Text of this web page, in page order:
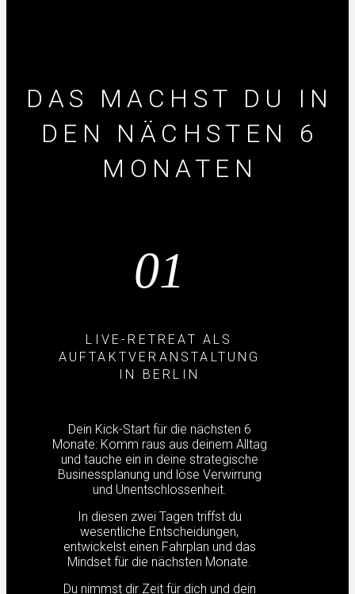
DAS MACHST DU IN
DEN NÄCHSTEN 6
MONATEN
01
LIVE-RETREAT ALS
AUFTAKTVERANSTALTUNG
IN BERLIN
Dein Kick-Start für die nächsten 6
Monate: Komm raus aus deinem Alltag
und tauche ein in deine strategische
Businessplanung und löse Verwirrung
und Unentschlossenheit.
In diesen zwei Tagen triffst du
wesentliche Entscheidungen,
entwickelst einen Fahrplan und das
Mindset für die nächsten Monate.
Du nimmst dir Zeit für dich und dein